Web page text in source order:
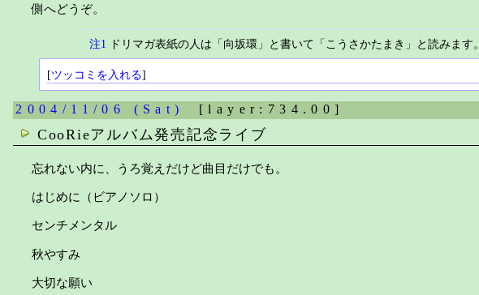
側へどうぞ。
注1 ドリマガ表紙の人は「向坂環」と書いて「こうさかたまき」と読みます。
[ツッコミを入れる]
2004/11/06 (Sat) [layer:734.00]
CooRieアルバム発売記念ライブ
忘れない内に、うろ覚えだけど曲目だけでも。
はじめに（ビアノソロ）
センチメンタル
秋やすみ
大切な願い